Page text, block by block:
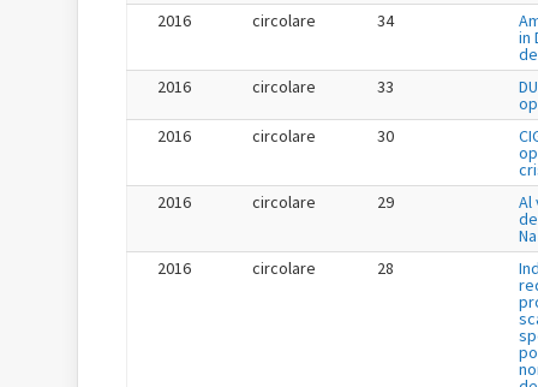
2016
circolare 34
in
2016
circolare 33
2016
circolare 30
2016
circolare 29 Al
2016
circolare 28